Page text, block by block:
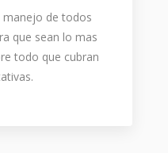
de todos
que sean lo mas
todo que cubran